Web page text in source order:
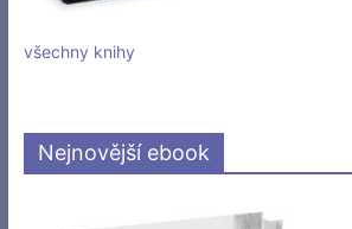
všechny knihy
Nejnovější ebook